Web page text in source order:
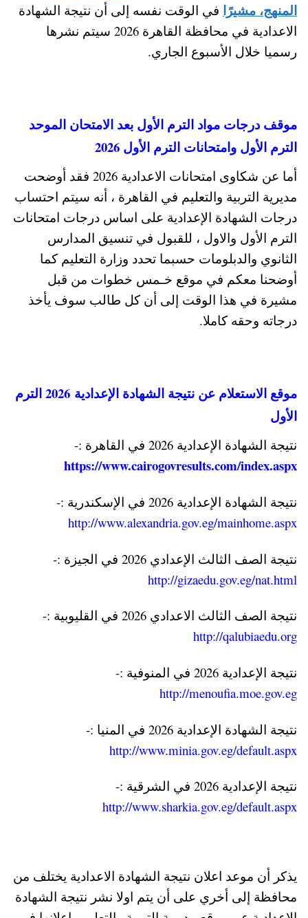
المنهج، مشيرًا في الوقت نفسه إلى أن نتيجة الشهادة
الاعدادية في محافظة القاهرة 2026 سيتم نشرها
رسميا خلال الأسبوع الجاري.
موقف درجات مواد الترم الأول بعد الامتحان الموحد
الترم الأول وامتحانات الترم الأول 2026
أما عن شكاوى امتحانات الاعدادية 2026 فقد أوضحت
مديرية التربية والتعليم في القاهرة ، أنه سيتم احتساب
درجات الشهادة الإعدادية على اساس درجات امتحانات
الترم الأول والاول ، للقبول في تنسيق المدارس
الثانوي والدبلومات حسبما تحدد وزارة التعليم كما
أوضحنا معكم في موقع خـمس خطوات من قبل
مشيرة في هذا الوقت إلى أن كل طالب سوف يأخذ
درجاته وحقه كاملا.
موقع الاستعلام عن نتيجة الشهادة الإعدادية 2026 الترم
الأول
نتيجة الشهادة الإعدادية 2026 في القاهرة :-
https://www.cairogovresults.com/index.aspx
نتيجة الشهادة الإعدادية 2026 في الإسكندرية :-
http://www.alexandria.gov.eg/mainhome.aspx
نتيجة الصف الثالث الإعدادي 2026 في الجيزة :-
http://gizaedu.gov.eg/nat.html
نتيجة الصف الثالث الاعدادي 2026 في القليوبية :-
http://qalubiaedu.org
نتيجة الإعدادية 2026 في المنوفية :-
http://menoufia.moe.gov.eg
نتيجة الشهادة الإعدادية 2026 في المنيا :-
http://www.minia.gov.eg/default.aspx
نتيجة الإعدادية 2026 في الشرقية :-
http://www.sharkia.gov.eg/default.aspx
يذكر أن موعد اعلان نتيجة الشهادة الاعدادية يختلف من
محافظة إلى أخري على أن يتم اولا نشر نتيجة الشهادة